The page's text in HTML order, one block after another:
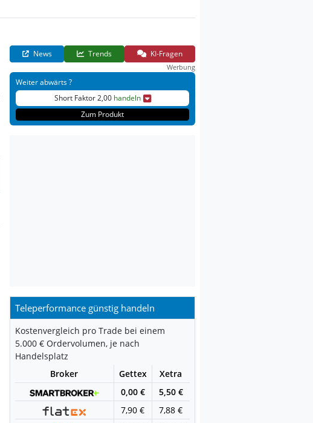
News Trends KI-Fragen
Werbung
Weiter abwärts ?
Short Faktor 2,00 handeln
Zum Produkt
Teleperformance günstig handeln
Kostenvergleich pro Trade bei einem
5.000 € Ordervolumen, je nach
Handelsplatz
Broker
Gettex
Xetra
0,00 €
5,50 €
7,90 €
7,88 €